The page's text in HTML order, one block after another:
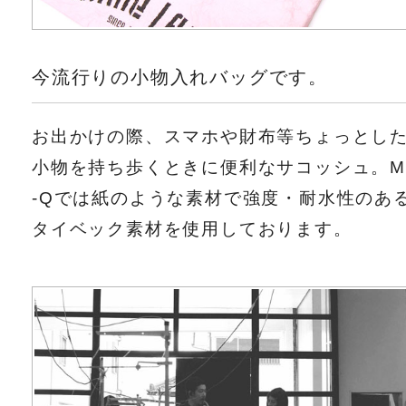
今流行りの小物入れバッグです。
お出かけの際、スマホや財布等ちょっとし
小物を持ち歩くときに便利なサコッシュ。
-Qでは紙のような素材で強度・耐水性のあ
タイベック素材を使用しております。